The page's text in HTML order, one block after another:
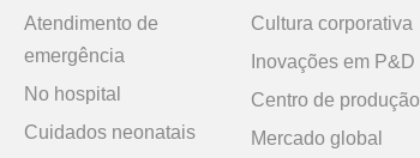
Atendimento de
emergência
No hospital
Cuidados neonatais
Cultura corporativa
Inovações em P&D
Centro de produção
Mercado global